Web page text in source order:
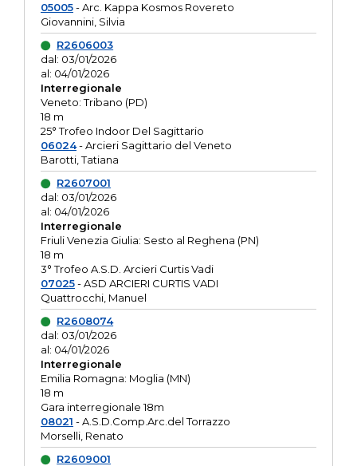
05005- Arc. Kappa Kosmos Rovereto
Giovannini, Silvia
R2606003
dal: 03/01/2026
al: 04/01/2026
Interregionale
Veneto: Tribano (PD)
18 m
25° Trofeo Indoor Del Sagittario
06024- Arcieri Sagittario del Veneto
Barotti, Tatiana
R2607001
dal: 03/01/2026
al: 04/01/2026
Interregionale
Friuli Venezia Giulia: Sesto al Reghena (PN)
18 m
3° Trofeo A.S.D. Arcieri Curtis Vadi
07025- ASD ARCIERI CURTIS VADI
Quattrocchi, Manuel
R2608074
dal: 03/01/2026
al: 04/01/2026
Interregionale
Emilia Romagna: Moglia (MN)
18 m
Gara interregionale 18m
08021 - A.S.D.Comp.Arc.del Torrazzo
Morselli, Renato
R2609001